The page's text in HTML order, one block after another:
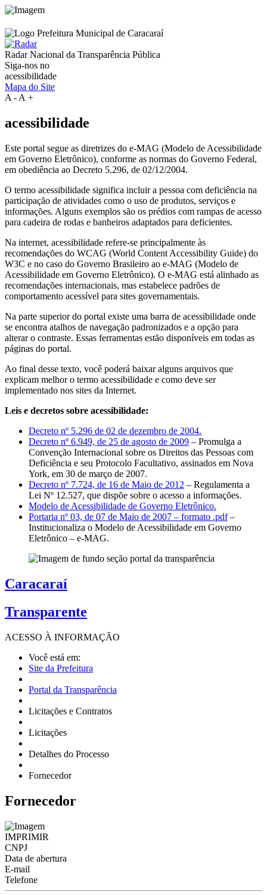
Radar Nacional da Transparência Pública
Siga-nos no
acessibilidade
Mapa do Site
A-A +
acessibilidade
Este portal segue as diretrizes do e-MAG (Modelo de Acessibilidade
em Governo Eletrônico), conforme as normas do Governo Federal,
em obediência ao Decreto 5.296, de 02/12/2004.
O termo acessibilidade significa incluir a pessoa com deficiência na
participação de atividades como o uso de produtos, serviços e
informações. Alguns exemplos são os prédios com rampas de acesso
para cadeira de rodas e banheiros adaptados para deficientes.
Na internet, acessibilidade refere-se principalmente às
recomendações do WCAG (World Content Accessibility Guide) do
W3C e no caso do Governo Brasileiro ao e-MAG (Modelo de
Acessibilidade em Governo Eletrônico). O e-MAG está alinhado as
recomendações internacionais, mas estabelece padrões de
comportamento acessível para sites governamentais.
Na parte superior do portal existe uma barra de acessibilidade onde
se encontra atalhos de navegação padronizados e a opção para
alterar o contraste. Essas ferramentas estão disponíveis em todas as
páginas do portal.
Ao final desse texto, você poderá baixar alguns arquivos que
explicam melhor o termo acessibilidade e como deve ser
implementado nos sites da Internet.
Leis e decretos sobre acessibilidade:
Decreto nº 5.296 de 02 de dezembro de 2004.
Decreto nº 6.949, de 25 de agosto de 2009 – Promulga a
Convenção Internacional sobre os Direitos das Pessoas com
Deficiência e seu Protocolo Facultativo, assinados em Nova
York, em 30 de março de 2007.
Decreto nº 7.724, de 16 de Maio de 2012 – Regulamenta a
Lei Nº 12.527, que dispõe sobre o acesso a informações.
Modelo de Acessibilidade de Governo Eletrônico.
Portaria nº 03, de 07 de Maio de 2007 – formato .pdf–
Institucionaliza o Modelo de Acessibilidade em Governo
Eletrônico – e-MAG.
Caracaraí
Transparente
ACESSO À INFORMAÇÃO
Você está em:
Site da Prefeitura
Portal da Transparência
Licitações e Contratos
Licitações
Detalhes do Processo
Fornecedor
Fornecedor
IMPRIMIR
CNPJ
Data de abertura
E-mail
Telefone